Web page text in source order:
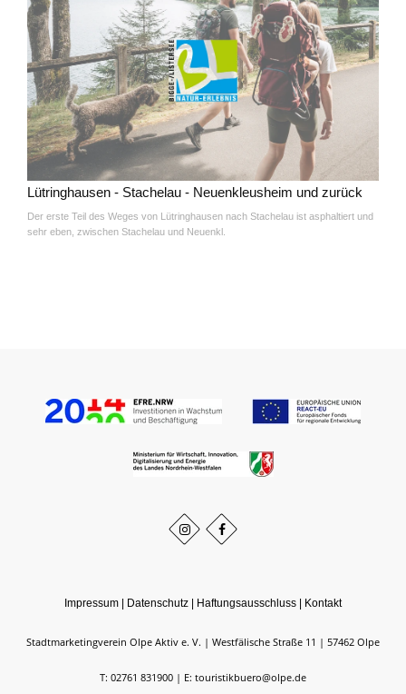
Lütringhausen - Stachelau - Neuenkleusheim und zurück
Der erste Teil des Weges von Lütringhausen nach Stachelau ist asphaltiert und
sehr eben, zwischen Stachelau und Neuenkl.
Impressum Datenschutz Haftungsausschluss Kontakt
Stadtmarketingverein Olpe Aktiv e. V. Westfälische Straße 11 57462 Olpe
T: 02761 831900 E: touristikbuero@olpe.de